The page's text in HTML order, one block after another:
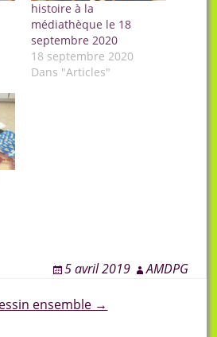
histoire à la
médiathèque le 18
septembre 2020
18 septembre 2020
Dans "Articles"
5 avril 2019 AMDPG
ensemble →